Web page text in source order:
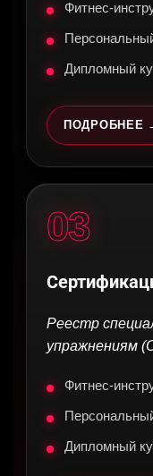
Фитнес-
Дипломный
ПОДРОБНЕЕ
03
Реестр
упражнениям
Фитнес-
Дипломный